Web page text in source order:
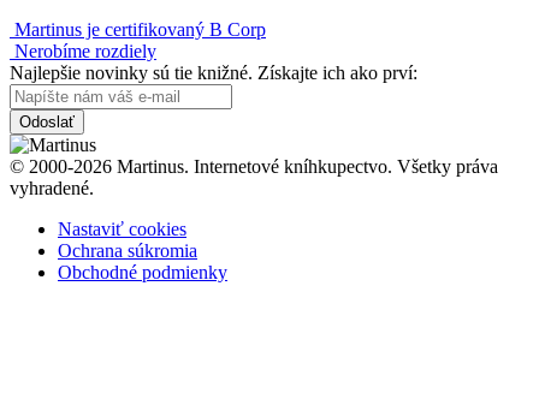
Martinus je certifikovaný B Corp
Nerobíme rozdiely
Najlepšie novinky sú tie knižné. Získajte ich ako prví:
Odoslať
© 2000-2026 Martinus. Internetové kníhkupectvo. Všetky práva
vyhradené.
Nastaviť cookies
Ochrana súkromia
Obchodné podmienky